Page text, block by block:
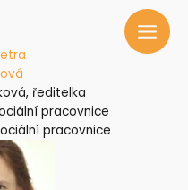
ředitelka
pracovnice
pracovnice